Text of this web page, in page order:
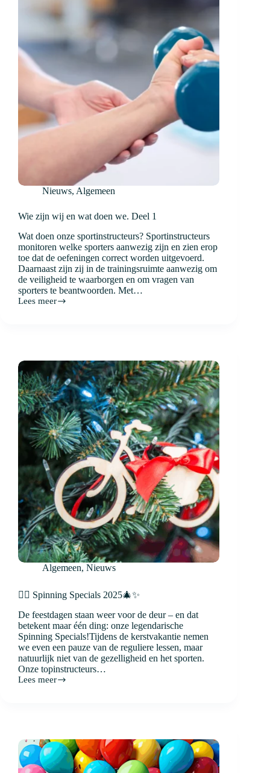
Nieuws, Algemeen
Wie zijn wij en wat doen we. Deel 1
Wat doen onze sportinstructeurs? Sportinstructeurs
monitoren welke sporters aanwezig zijn en zien erop
toe dat de oefeningen correct worden uitgevoerd.
Daarnaast zijn zij in de trainingsruimte aanwezig om
de veiligheid te waarborgen en om vragen van
sporters te beantwoorden. Met…
Lees meer
Wie
we.
Deel
1
Algemeen, Nieuws
🚴‍♀️ Spinning Specials 2025🎄✨
De feestdagen staan weer voor de deur – en dat
betekent maar één ding: onze legendarische
Spinning Specials!Tijdens de kerstvakantie nemen
we even een pauze van de reguliere lessen, maar
natuurlijk niet van de gezelligheid en het sporten.
Onze topinstructeurs…
Lees meer
🚴‍♀️
✨